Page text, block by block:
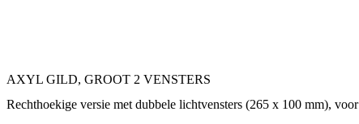
AXYL GILD, GROOT 2 VENSTERS
Rechthoekige versie met dubbele lichtvensters (265 x 100 mm),